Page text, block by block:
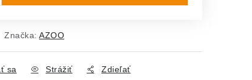
Značka: AZOO
sa Strážiť Zdieľať